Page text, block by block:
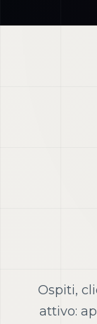
Ospiti,
attivo: